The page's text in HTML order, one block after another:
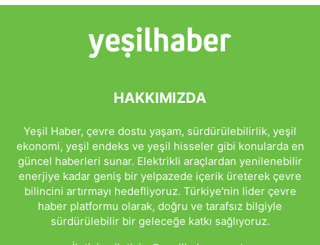
HAKKIMIZDA
Yeşil Haber, çevre dostu yaşam, sürdürülebilirlik, yeşil
ekonomi, yeşil endeks ve yeşil hisseler gibi konularda en
güncel haberleri sunar. Elektrikli araçlardan yenilenebilir
enerjiye kadar geniş bir yelpazede içerik üreterek çevre
bilincini artırmayı hedefliyoruz. Türkiye'nin lider çevre
haber platformu olarak, doğru ve tarafsız bilgiyle
sürdürülebilir bir geleceğe katkı sağlıyoruz.